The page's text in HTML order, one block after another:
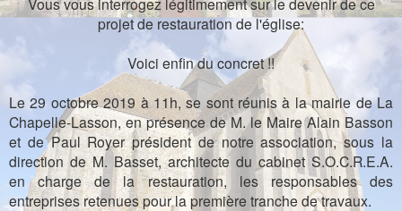
projet de restauration de l'église:
Voici enfin du concret !!
Le 29 octobre 2019 à 11h, se sont réunis à la mairie de La
Chapelle-Lasson, en présence de M. le Maire Alain Basson
et de Paul Royer président de notre association, sous la
direction de M. Basset, architecte du cabinet S.O.C.R.E.A.
en charge de la restauration, les responsables des
entreprises retenues pour la première tranche de travaux.